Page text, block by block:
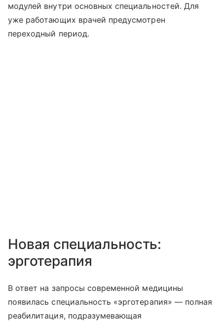
модулей внутри основных специальностей. Для
уже работающих врачей предусмотрен
переходный период.
Новая специальность:
эрготерапия
В ответ на запросы современной медицины
появилась специальность «эрготерапия» — полная
реабилитация, подразумевающая